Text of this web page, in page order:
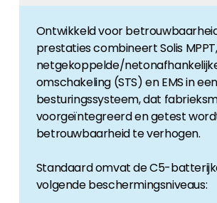
Ontwikkeld voor
prestaties combineert Solis MPPT,
netgekoppelde/
omschakeling (STS) en EMS in
besturingssysteem, dat
voorgeïntegreerd en getest
betrouwbaarheid te verhogen.
Standaard omvat de C5-
volgende beschermingsniveaus: